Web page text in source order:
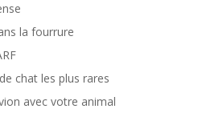
la fourrure
chat les plus rares
avec votre animal